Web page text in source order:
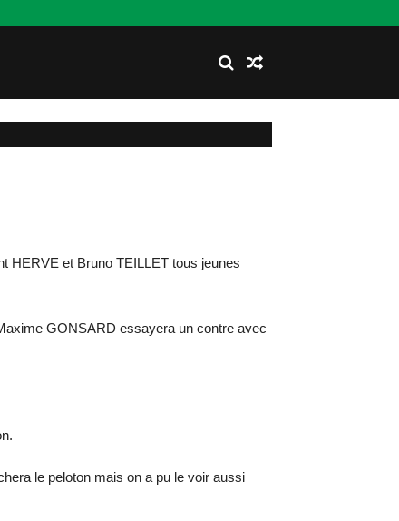
HERVE et Bruno TEILLET tous jeunes
GONSARD essayera un contre avec
le peloton mais on a pu le voir aussi